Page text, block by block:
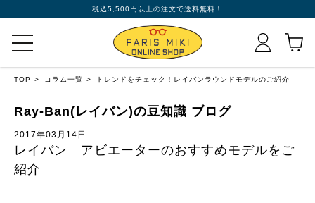
税込5,500円以上の注文で送料無料！
TOP コラム一覧 トレンドをチェック！レイバンラウンドモデルのご紹介
Ray-Ban(レイバン)の豆知識 ブログ
2017年03月14日
レイバン アビエーターのおすすめモデルをご
紹介